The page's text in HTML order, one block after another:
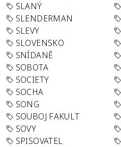
SLANÝ
SLENDERMAN
SLEVY
SLOVENSKO
SNÍDANĚ
SOBOTA
SOCIETY
SOCHA
SONG
SOUBOJ FAKULT
SOVY
SPISOVATEL